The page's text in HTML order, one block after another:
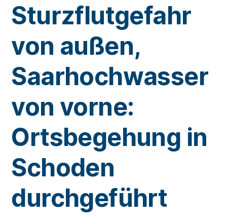
Sturzflutgefahr
von außen,
Saarhochwasser
von vorne:
Ortsbegehung in
Schoden
durchgeführt